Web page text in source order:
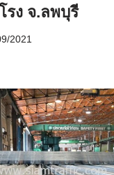
รง จ.ลพบุรี
2021